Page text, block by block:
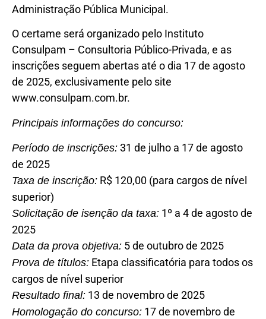
Administração Pública Municipal.
O certame será organizado pelo Instituto
Consulpam – Consultoria Público-Privada, e as
inscrições seguem abertas até o dia 17 de agosto
de 2025, exclusivamente pelo site
www.consulpam.com.br.
Principais informações do concurso:
Período de inscrições: 31 de julho a 17 de agosto
de 2025
Taxa de inscrição: R$ 120,00 (para cargos de nível
superior)
Solicitação de isenção da taxa: 1º a 4 de agosto de
2025
Data da prova objetiva: 5 de outubro de 2025
Prova de títulos: Etapa classificatória para todos os
cargos de nível superior
Resultado final: 13 de novembro de 2025
Homologação do concurso: 17 de novembro de